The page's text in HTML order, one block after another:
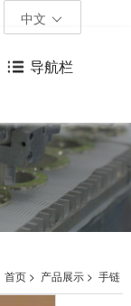
中文
导航栏
首页 > 产品展示 > 手链